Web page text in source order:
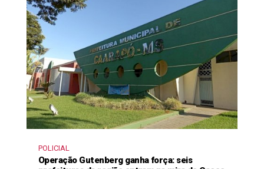
POLICIAL
Operação Gutenberg ganha força: seis